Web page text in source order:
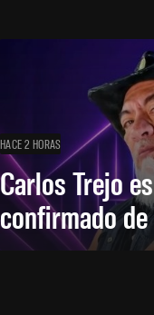
HACE 2 HORAS
Carlos Trejo
confirmado